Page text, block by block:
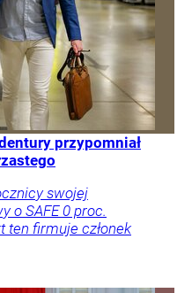
przypomniał
swojej
o SAFE 0 proc.
ten firmuje członek